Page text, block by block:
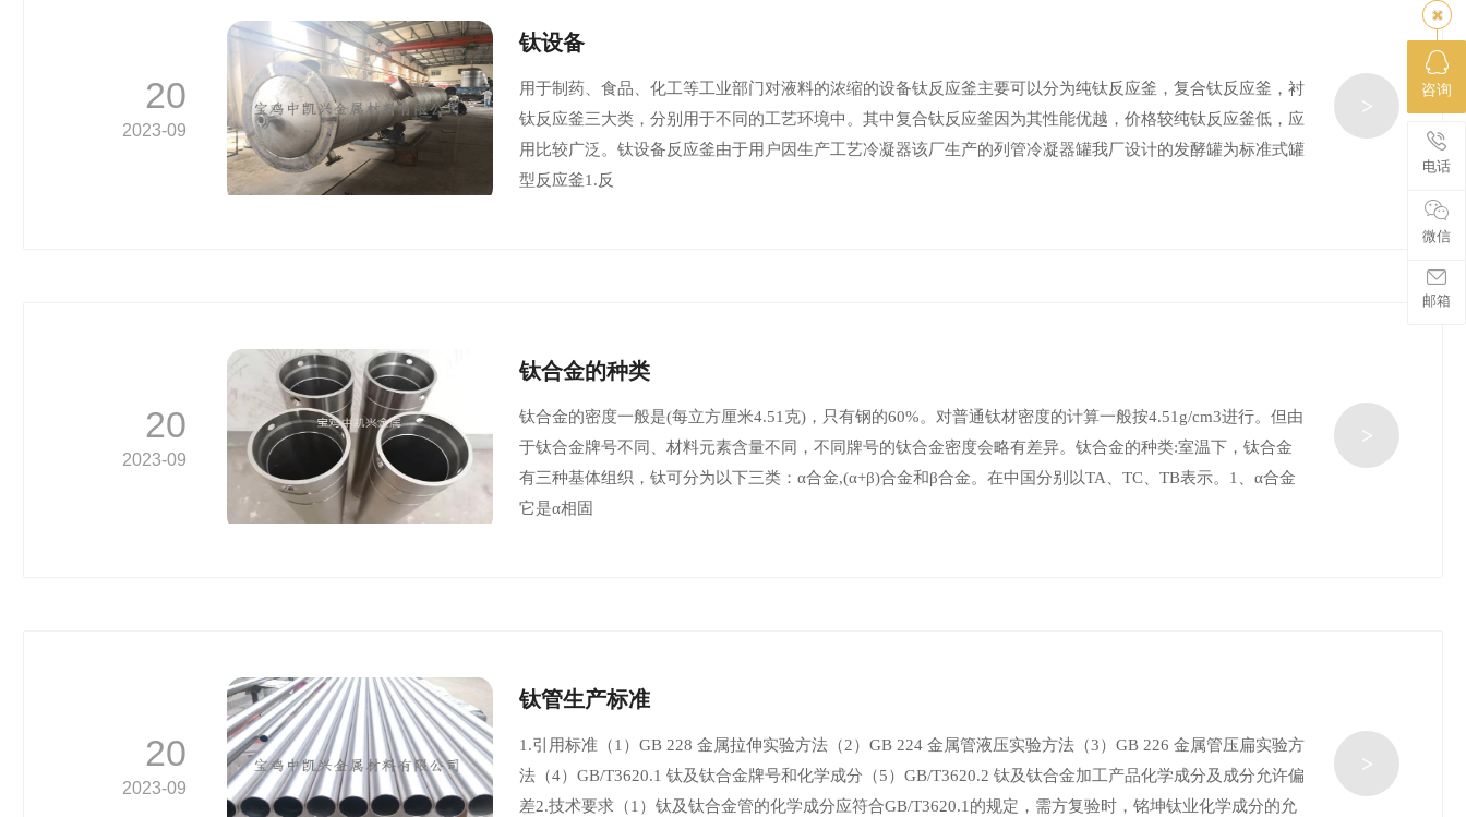
20
2023-09
钛设备
用于制药、食品、化工等工业部门对液料的浓缩的设备钛反应釜主要可以分为纯钛反应釜，复合钛反应釜，衬
钛反应釜三大类，分别用于不同的工艺环境中。其中复合钛反应釜因为其性能优越，价格较纯钛反应釜低，应
用比较广泛。钛设备反应釜由于用户因生产工艺冷凝器该厂生产的列管冷凝器罐我厂设计的发酵罐为标准式罐
型反应釜1.反
>
20
2023-09
钛合金的种类
钛合金的密度一般是(每立方厘米4.51克)，只有钢的60%。对普通钛材密度的计算一般按4.51g/cm3进行。但由
于钛合金牌号不同、材料元素含量不同，不同牌号的钛合金密度会略有差异。钛合金的种类:室温下，钛合金
有三种基体组织，钛可分为以下三类：α合金,(α+β)合金和β合金。在中国分别以TA、TC、TB表示。1、α合金
它是α相固
>
20
2023-09
钛管生产标准
1.引用标准（1）GB 228 金属拉伸实验方法（2）GB 224 金属管液压实验方法（3）GB 226 金属管压扁实验方
法（4）GB/T3620.1 钛及钛合金牌号和化学成分（5）GB/T3620.2 钛及钛合金加工产品化学成分及成分允许偏
差2.技术要求（1）钛及钛合金管的化学成分应符合GB/T3620.1的规定，需方复验时，铭坤钛业化学成分的允
>
咨询
电话
微信
邮箱